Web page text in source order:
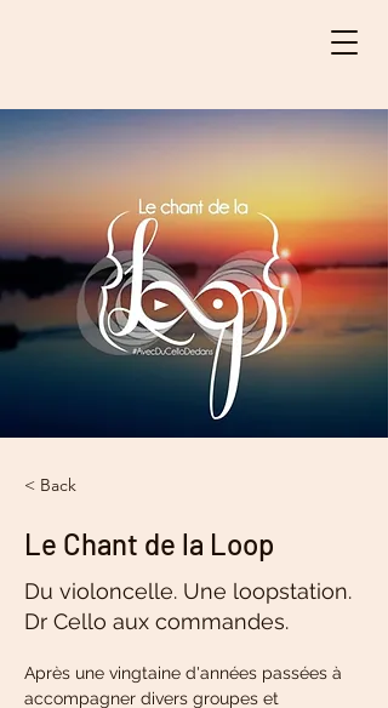
< Back
Le Chant de la Loop
Du violoncelle. Une loopstation.
Dr Cello aux commandes.
Après une vingtaine d'années passées à
accompagner divers groupes et